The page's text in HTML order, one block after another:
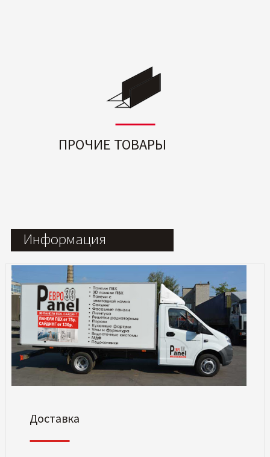
ПРОЧИЕ ТОВАРЫ
Информация
Доставка